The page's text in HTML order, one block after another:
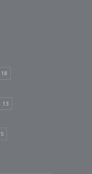
18
13
5